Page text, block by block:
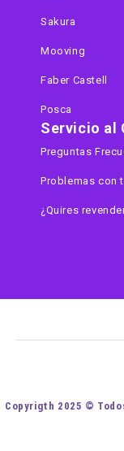
Sakura
Mooving
Faber Castell
Posca
Servicio al
Preguntas
Problemas con
¿Quires
Copyrigth 2025 ©